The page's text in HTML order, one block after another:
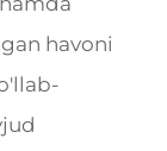
havoni